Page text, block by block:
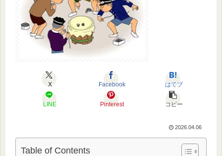
X Facebook はてブ
LINE Pinterest コピー
2026.04.06
Table of Contents